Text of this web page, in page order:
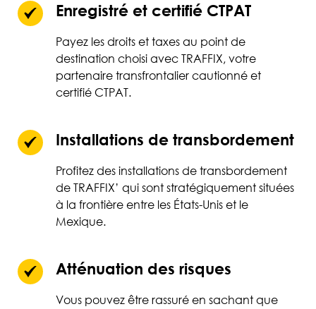
Enregistré et certifié CTPAT
Payez les droits et taxes au point de
destination choisi avec TRAFFIX, votre
partenaire transfrontalier cautionné et
certifié CTPAT.
Installations de transbordement
Profitez des installations de transbordement
de TRAFFIX’ qui sont stratégiquement situées
à la frontière entre les États-Unis et le
Mexique.
Atténuation des risques
Vous pouvez être rassuré en sachant que